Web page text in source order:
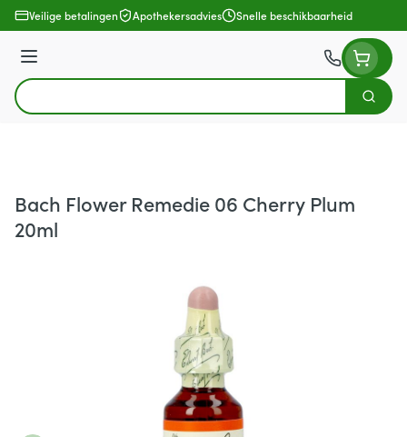
Ga naar de inhoud
Veilige betalingen Apothekersadvies Snelle beschikbaarheid
Menu
Product, merk, categorie...
Zoek
Bach Flower Remedie 06 Cherry Plum
20ml